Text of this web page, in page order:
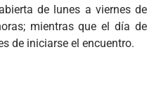
de lunes a viernes de
mientras que el día de
de iniciarse el encuentro.